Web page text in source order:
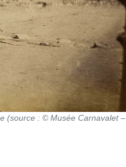
(source : © Musée Carnavalet –